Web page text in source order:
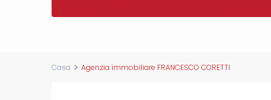
Casa Agenzia immobiliare FRANCESCO CORETTI